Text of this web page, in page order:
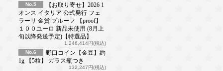
No.5
【お取り寄せ】2026 1
オンス イタリア 公式発行 フェ
ラーリ 金貨 プルーフ 【proof】
１００ユーロ 新品未使用 (8月上
旬以降発送予定)【特選品】
1,246,414円(税込)
No.6
野口コイン【金豆】約
1g 【5粒】 ガラス瓶つき
132,247円(税込)